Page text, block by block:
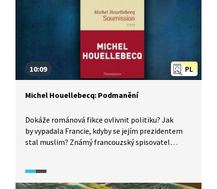
PL
10:09
Michel Houellebecq: Podmanění
Dokáže románová fikce ovlivnit politiku? Jak
by vypadala Francie, kdyby se jejím prezidentem
stal muslim? Známý francouzský spisovatel
A vyvolává vášnivé diskuze. Autor ale přesto trvdí,
že román dějiny nemění. O satirickém díle